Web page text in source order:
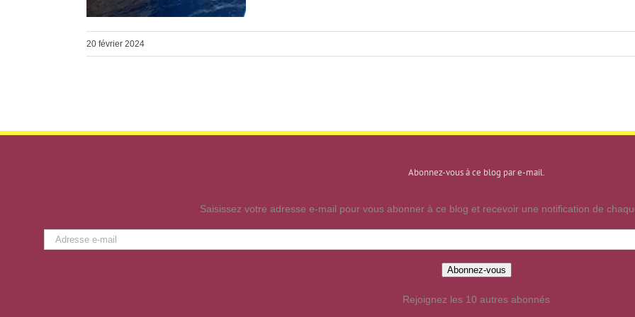
20 février 2024
Abonnez-vous à ce blog par e-mail.
Saisissez votre adresse e-mail pour vous abonner à ce blog et recevoir une notification de
Adresse
Abonnez-vous
Rejoignez les 10 autres abonnés